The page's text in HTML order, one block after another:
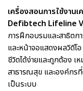
เครื่องสอนการใช้งาน
Defibtech Lifeline
การฝึกอบรมและสาธิต
และหน้าจอแสดงผลวิดีโ
ชีวิตได้ง่ายและถูกต้อง เ
สาธารณสุข และองค์กร
เป็นระบบ